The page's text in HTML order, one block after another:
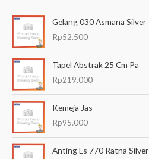
a
u
n
u
Gelang 030 Asmana Silver
Rp52.500
Tapel Abstrak 25 Cm Pa
Rp219.000
Kemeja Jas
Rp95.000
Anting Es 770 Ratna Silver